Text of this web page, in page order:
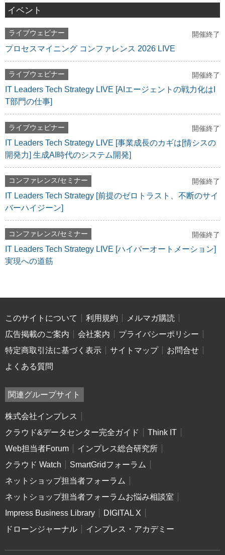
イベント
ライブウェビナー 開催終了
プロセスマイニング コンファレンス 2026 LIVE
ライブウェビナー 開催終了
IT Leaders Tech Strategy LIVE [AIエージェントの戦力化はI
T部門の仕事]
ライブウェビナー 開催終了
IT Leaders Tech Strategy LIVE [事業成長のカギは[情シスの
開発力] 生成AI時代のシステム開発]
コンファレンス/セミナー 開催終了
IT Leaders Tech Strategy [前提のゼロトラスト、不断のサイ
バーハイジーン]
コンファレンス/セミナー 開催終了
IT Leaders Tech Strategy LIVE [ハイパーオートメーション]
実現への道筋
このサイトについて 利用規約
メルマガ購読
広告掲載のご案内
会社案内
プライバシーポリシー
特定商取引法に基づく表示
サイトマップ
お問合せ
よくある質問
関連グループサイト
株式会社インプレス
クラウド&データセンター完全ガイド
Think IT
Web担当者Forum
インプレス総合研究所
クラウド Watch
SmartGridフォーラム
ネットショップ担当者フォーラム
ネットショップ担当者フォーラムお悩み相談室
Impress Business Library
DIGITAL X
ドローンジャーナル
インプレス・アカデミー